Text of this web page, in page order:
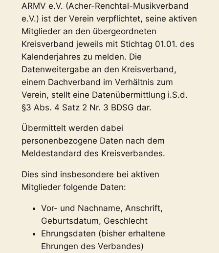
ARMV e.V. (Acher-Renchtal-Musikverband
e.V.) ist der Verein verpflichtet, seine aktiven
Mitglieder an den übergeordneten
Kreisverband jeweils mit Stichtag 01.01. des
Kalenderjahres zu melden. Die
Datenweitergabe an den Kreisverband,
einem Dachverband im Verhältnis zum
Verein, stellt eine Datenübermittlung i.S.d.
§3 Abs. 4 Satz 2 Nr. 3 BDSG dar.
Übermittelt werden dabei
personenbezogene Daten nach dem
Meldestandard des Kreisverbandes.
Dies sind insbesondere bei aktiven
Mitglieder folgende Daten:
Vor- und Nachname, Anschrift,
Geburtsdatum, Geschlecht
Ehrungsdaten (bisher erhaltene
Ehrungen des Verbandes)